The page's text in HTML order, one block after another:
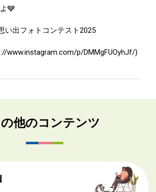
🩶
い出フォトコンテスト2025
www.instagram.com/p/DMMgFUOyhJf/)
他のコンテンツ